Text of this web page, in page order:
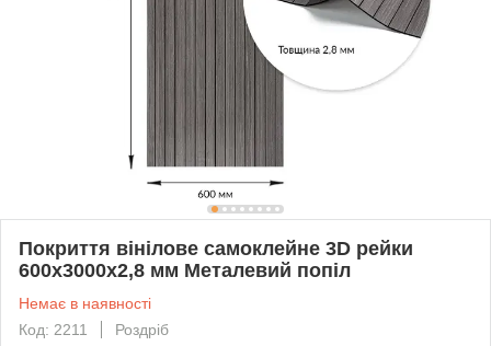
Покриття вінілове самоклейне 3D рейки
600х3000х2,8 мм Металевий попіл
Немає в наявності
Код: 2211
Роздріб